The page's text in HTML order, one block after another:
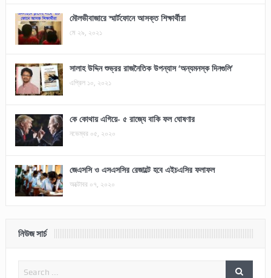
মৌলভীবাজারে স্মার্টফোনে আসক্ত শিক্ষার্থীরা
মে ২৯, ২০২১
সালাহ উদ্দিন শুভ্রর রাজনৈতিক উপন্যাস ‘অন্যমনস্ক দিনগুলি’
এপ্রিল ১০, ২০২১
কে কোথায় এগিয়ে- ৫ রাজ্যে বাকি ফল ঘোষণার
নভেম্বর ০৫, ২০২০
জেএসসি ও এসএসসির রেজাল্টে হবে এইচএসির ফলাফল
অক্টোবর ০৭, ২০২০
নিউজ সার্চ